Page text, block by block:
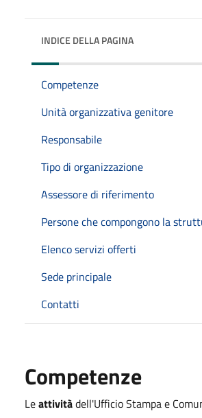
INDICE DELLA PAGINA
Competenze
Unità organizzativa genitore
Responsabile
Tipo di organizzazione
Assessore di riferimento
Persone che compongono la
Elenco servizi offerti
Sede principale
Contatti
Competenze
Leattivitàdell'Ufficio Stampa e